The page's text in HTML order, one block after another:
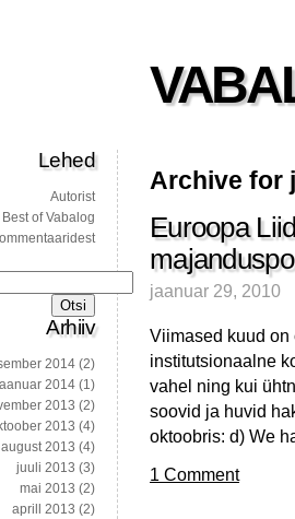
Archive for
Euroopa
jaanuar 29, 2010
Viimased kuud
institutsionaalne
vahel ning kui
soovid ja huvid
oktoobris: d) We
1 Comment
Lehed
Autorist
Best of Vabalog
Arhiiv
2014 (2)
2014 (1)
2013 (2)
2013 (4)
august 2013 (4)
juuli 2013 (3)
mai 2013 (2)
aprill 2013 (2)